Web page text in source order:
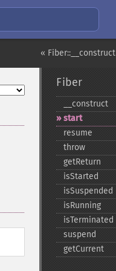
« Fiber::__construct
Fiber
_​_​construct
start
resume
throw
getReturn
isStarted
isSuspended
isRunning
isTerminated
suspend
getCurrent